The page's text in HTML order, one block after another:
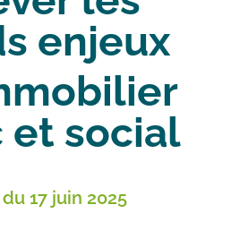
enjeux
et social
17 juin 2025